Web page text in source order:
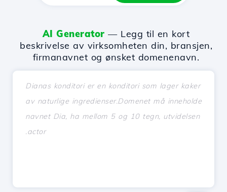
AI Generator — Legg til en kort
beskrivelse av virksomheten din, bransjen,
firmanavnet og ønsket domenenavn.